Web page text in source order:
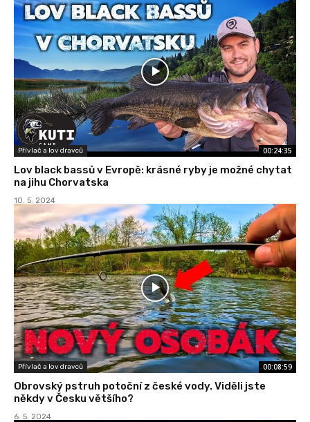
Přívlač a lov dravců 00:24:35
Lov black bassů v Evropě: krásné ryby je možné chytat
na jihu Chorvatska
10. 5. 2024
Přívlač a lov dravců 00:08:59
Obrovský pstruh potoční z české vody. Viděli jste
někdy v Česku většího?
6. 5. 2024